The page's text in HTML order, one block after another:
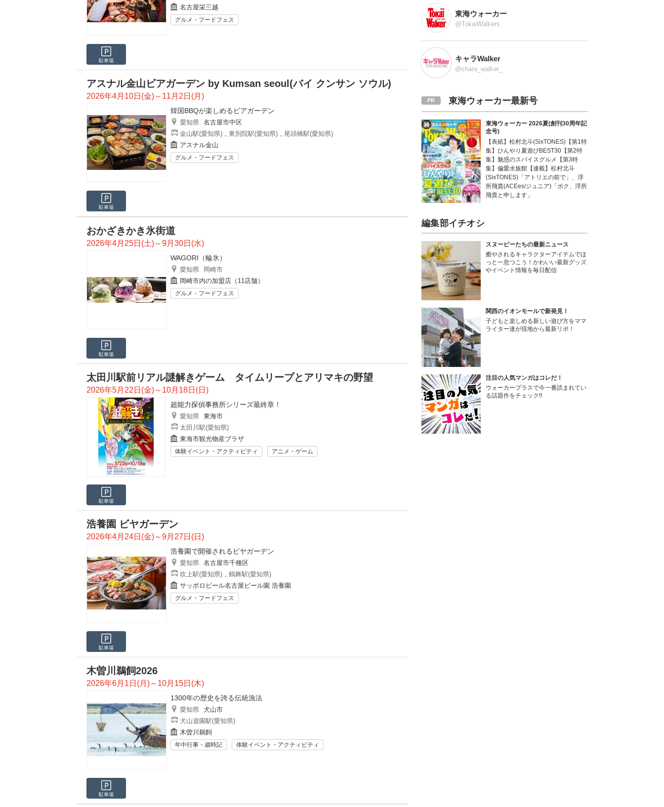
名古屋栄三越
グルメ・フードフェス
駐車場
アスナル金山ビアガーデン by Kumsan seoul(バイ クンサン ソウル)
2026年4月10日(金)～11月2日(月)
韓国BBQが楽しめるビアガーデン
愛知県 名古屋市中区
金山駅(愛知県) , 東別院駅(愛知県) , 尾頭橋駅(愛知県)
アスナル金山
グルメ・フードフェス
駐車場
おかざきかき氷街道
2026年4月25日(土)～9月30日(水)
WAGORI（輪氷）
愛知県
岡崎市
岡崎市内の加盟店（11店舗）
グルメ・フードフェス
駐車場
太田川駅前リアル謎解きゲーム タイムリープとアリマキの野望
2026年5月22日(金)～10月18日(日)
超能力探偵事務所シリーズ最終章！
愛知県 東海市
太田川駅(愛知県)
東海市観光物産プラザ
体験イベント・アクティビティ アニメ・ゲーム
駐車場
浩養園 ビヤガーデン
2026年4月24日(金)～9月27日(日)
浩養園で開催されるビヤガーデン
愛知県 名古屋市千種区
吹上駅(愛知県) , 鶴舞駅(愛知県)
サッポロビール名古屋ビール園 浩養園
グルメ・フードフェス
駐車場
木曽川鵜飼2026
2026年6月1日(月)～10月15日(木)
1300年の歴史を誇る伝統漁法
愛知県 犬山市
犬山遊園駅(愛知県)
木曽川鵜飼
年中行事・歳時記 体験イベント・アクティビティ
駐車場
東海ウォーカー
@TokaiWalkers
キャラWalker
@chara_walker_
東海ウォーカー最新号
東海ウォーカー 2026夏(創刊30周年記
念号)
【表紙】松村北斗(SixTONES)【第1特
集】ひんやり夏遊びBEST30【第2特
集】魅惑のスパイスグルメ【第3特
集】偏愛水族館【連載】松村北斗
(SixTONES)「アトリエの前で」、浮
所飛貴(ACEes/ジュニア)「ボク、浮所
飛貴と申します」
編集部イチオシ
スヌーピーたちの最新ニュース
癒やされるキャラクターアイテムでほ
っと一息つこう！かわいい最新グッズ
やイベント情報を毎日配信
関西のイオンモールで新発見！
子どもと楽しめる新しい遊び方をママ
ライター達が現地から最新リポ！
注目の人気マンガはコレだ！
ウォーカープラスで今一番読まれてい
る話題作をチェック!!